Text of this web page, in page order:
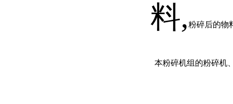
料,粉碎后的物
本粉碎机组的粉碎机